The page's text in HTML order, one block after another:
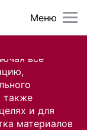
все
также
и для
материалов
Меню